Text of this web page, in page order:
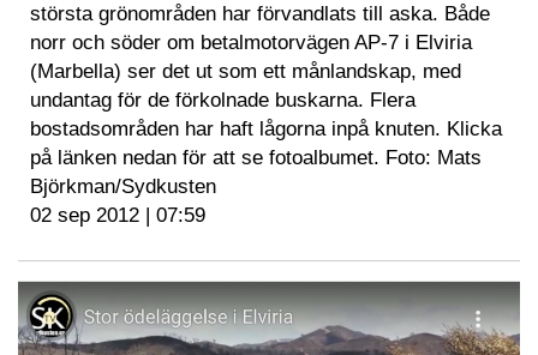
största grönområden har förvandlats till aska. Både
norr och söder om betalmotorvägen AP-7 i Elviria
(Marbella) ser det ut som ett månlandskap, med
undantag för de förkolnade buskarna. Flera
bostadsområden har haft lågorna inpå knuten. Klicka
på länken nedan för att se fotoalbumet. Foto: Mats
Björkman/Sydkusten
02 sep 2012 | 07:59